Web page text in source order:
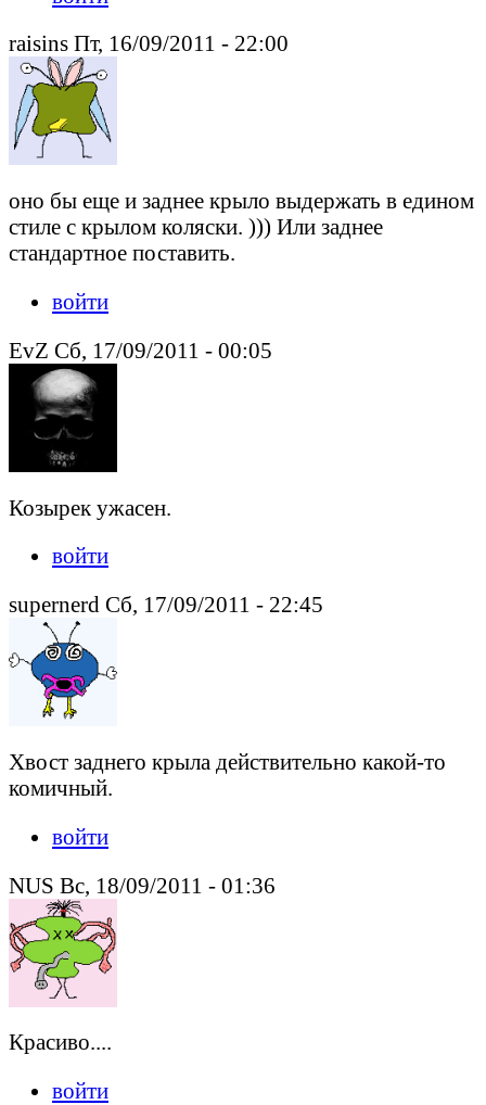
raisins Пт, 16/09/2011 - 22:00
оно бы еще и заднее крыло выдержать в едином
стиле с крылом коляски. ))) Или заднее
стандартное поставить.
войти
EvZ Сб, 17/09/2011 - 00:05
Козырек ужасен.
войти
supernerd Сб, 17/09/2011 - 22:45
Хвост заднего крыла действительно какой-то
комичный.
войти
NUS Вс, 18/09/2011 - 01:36
Красиво....
войти